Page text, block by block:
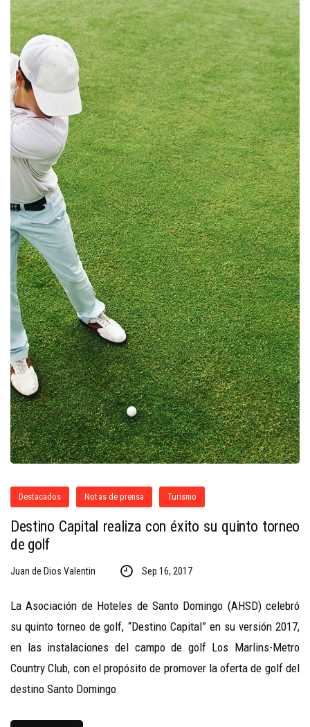
Destacados Notas de prensa Turismo
Destino Capital realiza con éxito su quinto torneo
de golf
Juan de Dios Valentin Sep 16, 2017
La Asociación de Hoteles de Santo Domingo (AHSD) celebró
su quinto torneo de golf, “Destino Capital” en su versión 2017,
en las instalaciones del campo de golf Los Marlins-Metro
Country Club, con el propósito de promover la oferta de golf del
destino Santo Domingo